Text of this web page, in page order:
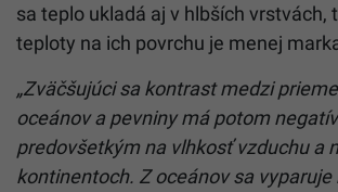
sa teplo ukladá aj v hlbších vrstvách,
teploty na ich povrchu je menej
„Zväčšujúci sa kontrast medzi
oceánov a pevniny má potom
predovšetkým na vlhkosť vzduchu a
kontinentoch. Z oceánov sa vyparuje